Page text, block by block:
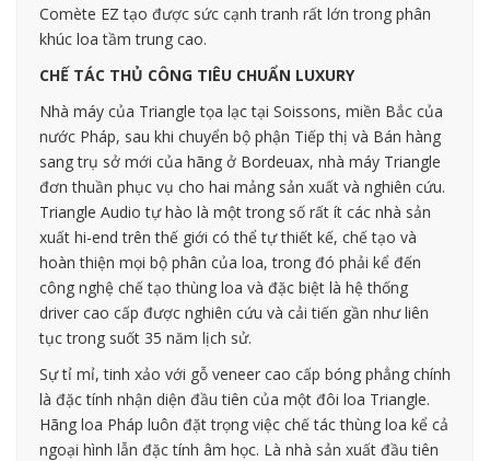
Comète EZ tạo được sức cạnh tranh rất lớn trong phân
khúc loa tầm trung cao.
CHẾ TÁC THỦ CÔNG TIÊU CHUẨN LUXURY
Nhà máy của Triangle tọa lạc tại Soissons, miền Bắc của
nước Pháp, sau khi chuyển bộ phận Tiếp thị và Bán hàng
sang trụ sở mới của hãng ở Bordeuax, nhà máy Triangle
đơn thuần phục vụ cho hai mảng sản xuất và nghiên cứu.
Triangle Audio tự hào là một trong số rất ít các nhà sản
xuất hi-end trên thế giới có thể tự thiết kế, chế tạo và
hoàn thiện mọi bộ phân của loa, trong đó phải kể đến
công nghệ chế tạo thùng loa và đặc biệt là hệ thống
driver cao cấp được nghiên cứu và cải tiến gần như liên
tục trong suốt 35 năm lịch sử.
Sự tỉ mỉ, tinh xảo với gỗ veneer cao cấp bóng phẳng chính
là đặc tính nhận diện đầu tiên của một đôi loa Triangle.
Hãng loa Pháp luôn đặt trọng việc chế tác thùng loa kể cả
ngoại hình lẫn đặc tính âm học. Là nhà sản xuất đầu tiên